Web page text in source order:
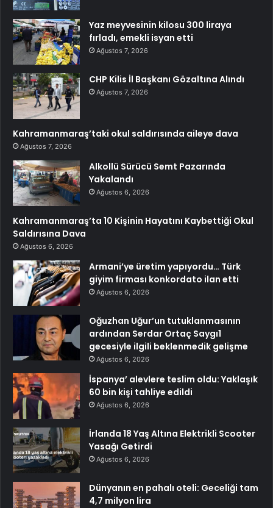
Yaz meyvesinin kilosu 300 liraya
fırladı, emekli isyan etti
Ağustos 7, 2026
CHP Kilis İl Başkanı Gözaltına Alındı
Ağustos 7, 2026
Kahramanmaraş’taki okul saldırısında aileye dava
Ağustos 7, 2026
Alkollü Sürücü Semt Pazarında
Yakalandı
Ağustos 6, 2026
Kahramanmaraş’ta 10 Kişinin Hayatını Kaybettiği Okul
Saldırısına Dava
Ağustos 6, 2026
Armani’ye üretim yapıyordu… Türk
giyim firması konkordato ilan etti
Ağustos 6, 2026
Oğuzhan Uğur’un tutuklanmasının
ardından Serdar Ortaç Saygı1
gecesiyle ilgili beklenmedik gelişme
Ağustos 6, 2026
İspanya’ alevlere teslim oldu: Yaklaşık
60 bin kişi tahliye edildi
Ağustos 6, 2026
İrlanda 18 Yaş Altına Elektrikli Scooter
Yasağı Getirdi
Ağustos 6, 2026
Dünyanın en pahalı oteli: Geceliği tam
4,7 milyon lira